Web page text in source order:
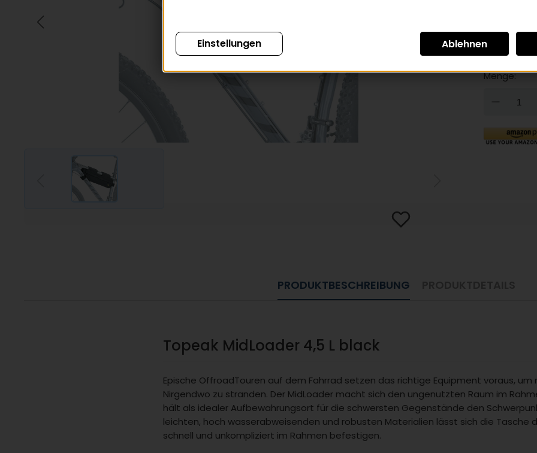
Menge:
DOWN
PRODUKTBESCHREIBUNG
Topeak MidLoader 4,5 L black
Epische Offroad­Touren auf dem Fahrrad setzen das richtige Equipment vor­aus,
Nirgendwo zu stranden. Der MidLoader macht sich den ungenutzten Raum im
hält als idealer Auf­bewahrungsort für die schwersten Gegenstände den
leichten, hoch wasserabweisenden und robusten Materialien lässt sich die Tasche
schnell und unkompliziert im Rahmen befestigen.
Einstellungen